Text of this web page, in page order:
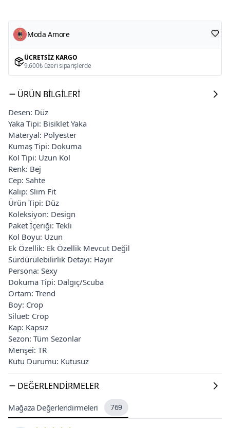
Moda Amore
ÜCRETSIZ KARGO
9.600₺ üzeri siparişlerde
ÜRÜN BILGILERI
Desen: Düz
Yaka Tipi: Bisiklet Yaka
Materyal: Polyester
Kumaş Tipi: Dokuma
Kol Tipi: Uzun Kol
Renk: Bej
Cep: Sahte
Kalıp: Slim Fit
Ürün Tipi: Düz
Koleksiyon: Design
Paket İçeriği: Tekli
Kol Boyu: Uzun
Ek Özellik: Ek Özellik Mevcut Değil
Sürdürülebilirlik Detayı: Hayır
Persona: Sexy
Dokuma Tipi: Dalgıç/Scuba
Ortam: Trend
Boy: Crop
Siluet: Crop
Kap: Kapsız
Sezon: Tüm Sezonlar
Menşei: TR
Kutu Durumu: Kutusuz
DEĞERLENDIRMELER
Mağaza Değerlendirmeleri 769